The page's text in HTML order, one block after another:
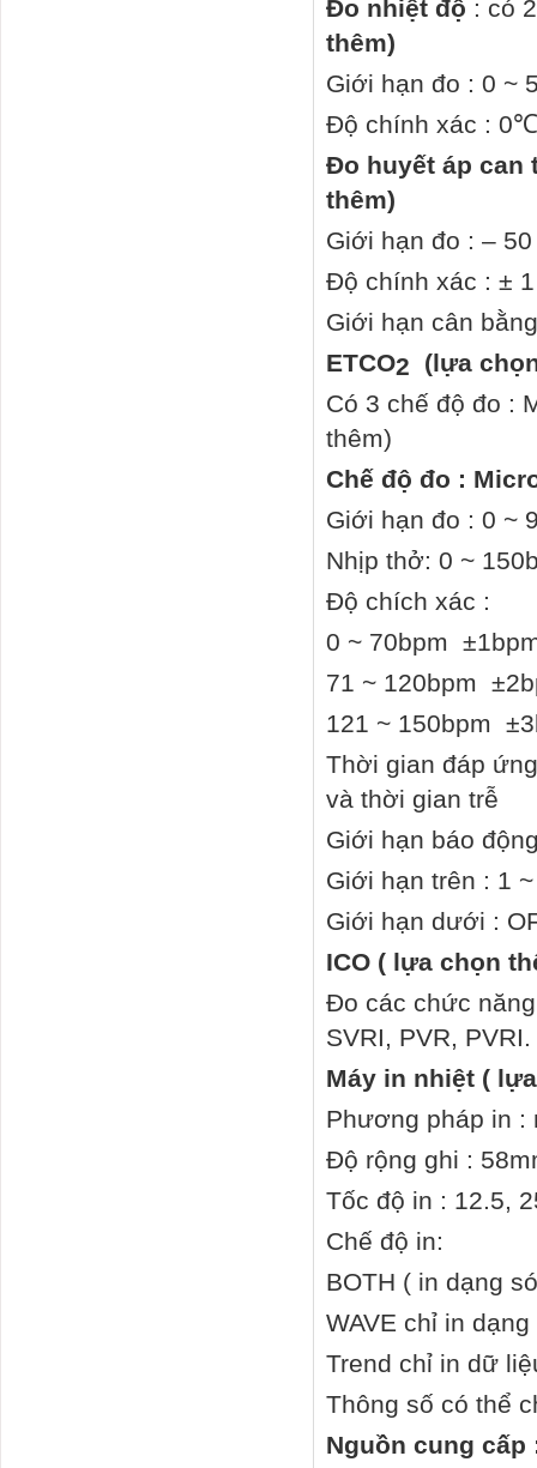
Đo nhiệt độ : có
thêm)
Giới hạn đo : 0 ~
Độ chính xác :
Đo huyết áp can
thêm)
Giới hạn đo : –
Độ chính xác : ±
Giới hạn cân
ETCO2 (lựa
Có 3 chế độ đo :
thêm)
Chế độ đo :
Giới hạn đo : 0 ~
Nhịp thở: 0 ~
Độ chích xác :
0 ~ 70bpm
71 ~ 120bpm
121 ~ 150bpm
Thời gian đáp
và thời gian trễ
Giới hạn báo
Giới hạn trên : 1
Giới hạn dưới :
ICO ( lựa chọn
Đo các chức năng
SVRI, PVR, PVRI.
Máy in nhiệt (
Phương pháp in :
Độ rộng ghi :
Tốc độ in : 12.5,
Chế độ in:
BOTH ( in dạng
WAVE chỉ in dạng
Trend chỉ in dữ
Thông số có thể
Nguồn cung cấp